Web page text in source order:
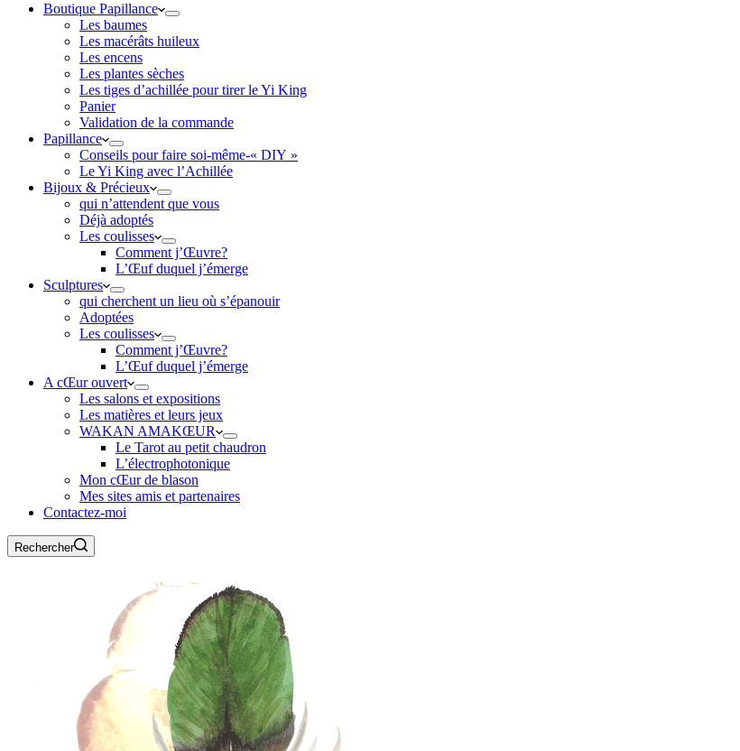
Boutique Papillance
Les baumes
Les macérâts huileux
Les encens
Les plantes sèches
Les tiges d’achillée pour tirer le Yi King
Panier
Validation de la commande
Papillance
Conseils pour faire soi-même-« DIY »
Le Yi King avec l’Achillée
Bijoux & Précieux
qui n’attendent que vous
Déjà adoptés
Les coulisses
Comment j’Œuvre?
L’Œuf duquel j’émerge
Sculptures
qui cherchent un lieu où s’épanouir
Adoptées
Les coulisses
Comment j’Œuvre?
L’Œuf duquel j’émerge
A cŒur ouvert
Les salons et expositions
Les matières et leurs jeux
WAKAN AMAKŒUR
Le Tarot au petit chaudron
L’électrophotonique
Mon cŒur de blason
Mes sites amis et partenaires
Contactez-moi
Rechercher